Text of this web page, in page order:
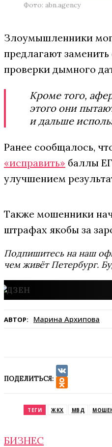
Фото: abn.agency
Злоумышленники
предлагают
проверки дымного
Кроме того,
этого они
и дальше
Ранее сообщалось,
«исправить» баллы
улучшением
Также мошенники
штрафах якобы за
Подпишитесь на наш
чем живёт Петербург.
АВТОР: Марина Архипова
ПОДЕЛИТЬСЯ:
VK
ТЕГИ ЖКХ МВД
БИЗНЕС